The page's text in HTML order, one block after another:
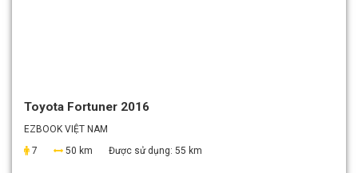
Toyota Fortuner 2016
EZBOOK VIỆT NAM
7
50 km Được sử dụng: 55 km